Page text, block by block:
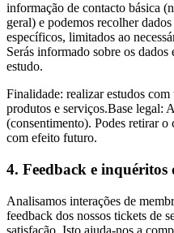
informação de contacto básica
geral) e podemos recolher
específicos, limitados ao
Serás informado sobre os dados
estudo.
Finalidade: realizar estudos
produtos e serviços.Base legal:
(consentimento). Podes retirar
com efeito futuro.
4. Feedback e inquéritos
Analisamos interações de
feedback dos nossos tickets de
satisfação. Isto ajuda-nos a